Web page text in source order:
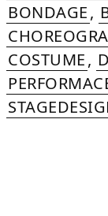
BONDAGE,
COSTUME,